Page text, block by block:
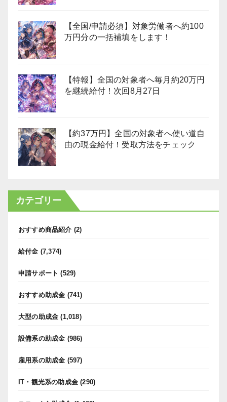
【全国/申請必須】対象労働者へ約100
万円分の一括補填をします！
【特報】全国の対象者へ毎月約20万円
を継続給付！次回8月27日
【約37万円】全国の対象者へ使い道自
由の現金給付！受取方法をチェック
カテゴリー
おすすめ商品紹介 (2)
給付金 (7,374)
申請サポート (529)
おすすめ助成金 (741)
大型の助成金 (1,018)
設備系の助成金 (986)
雇用系の助成金 (597)
IT・観光系の助成金 (290)